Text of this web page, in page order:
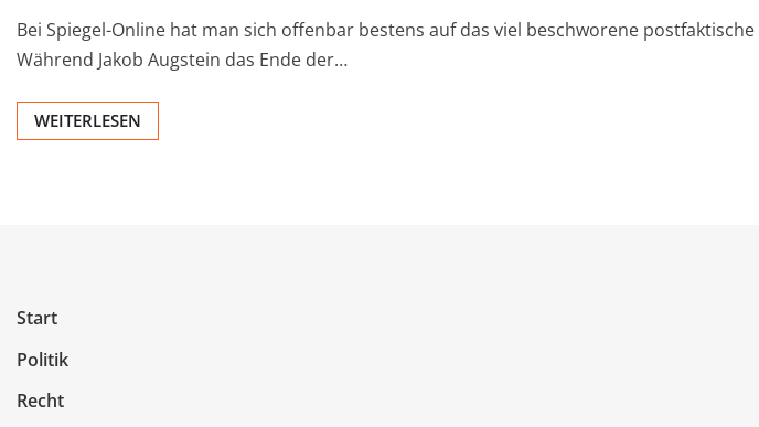
Bei Spiegel-Online hat man sich offenbar bestens auf das viel beschworene
Während Jakob Augstein das Ende der…
WEITERLESEN
Start
Politik
Recht